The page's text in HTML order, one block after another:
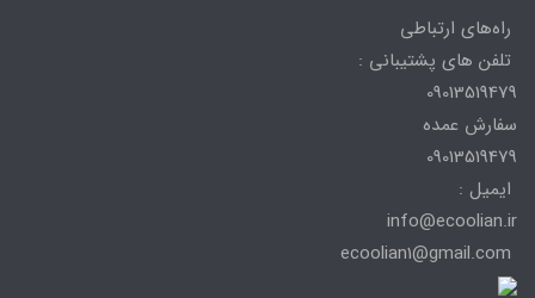
راه‌های ارتباطی
تلفن های پشتیبانی :
09013519479
سفارش عمده
09013519479
ایمیل :
info@ecoolian.ir